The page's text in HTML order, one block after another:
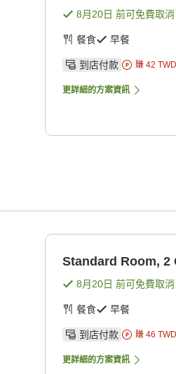
8月20日 前可免費取消
餐食 早餐
到店付款 賺 42 TWD
更詳細的方案資訊
Standard Room, 2
8月20日 前可免費取消
餐食 早餐
到店付款 賺 46 TWD
更詳細的方案資訊